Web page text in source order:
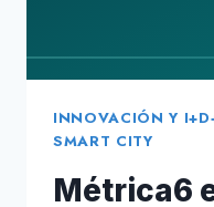
INNOVACIÓN Y
SMART CITY
Métrica6